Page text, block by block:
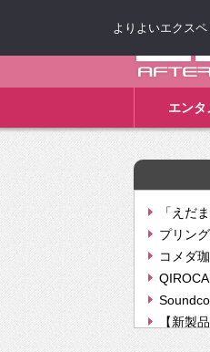
エンタ
「えだ
プリン
コメダ
【新製
【次世
よりよいエクス